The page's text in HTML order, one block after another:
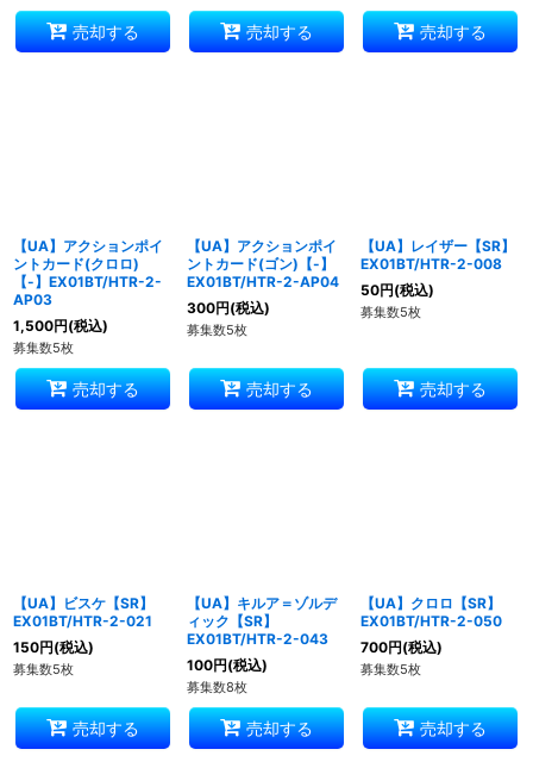
売却する 売却する 売却する
【UA】アクションポイ
ントカード(クロロ)
【-】EX01BT/HTR-2-
AP03
1,500円(税込)
募集数5枚
売却する
【UA】アクションポイ
ントカード(ゴン)【-】
EX01BT/HTR-2-AP04
300円(税込)
募集数5枚
売却する
【UA】レイザー【SR】
EX01BT/HTR-2-008
50円(税込)
募集数5枚
売却する
【UA】ビスケ【SR】
EX01BT/HTR-2-021
150円(税込)
募集数5枚
売却する
【UA】キルア＝ゾルデ
ィック【SR】
EX01BT/HTR-2-043
100円(税込)
募集数8枚
売却する
【UA】クロロ【SR】
EX01BT/HTR-2-050
700円(税込)
募集数5枚
売却する